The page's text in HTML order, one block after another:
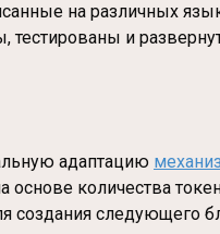
на различных
тестированы и
адаптацию
количества
создания следующего